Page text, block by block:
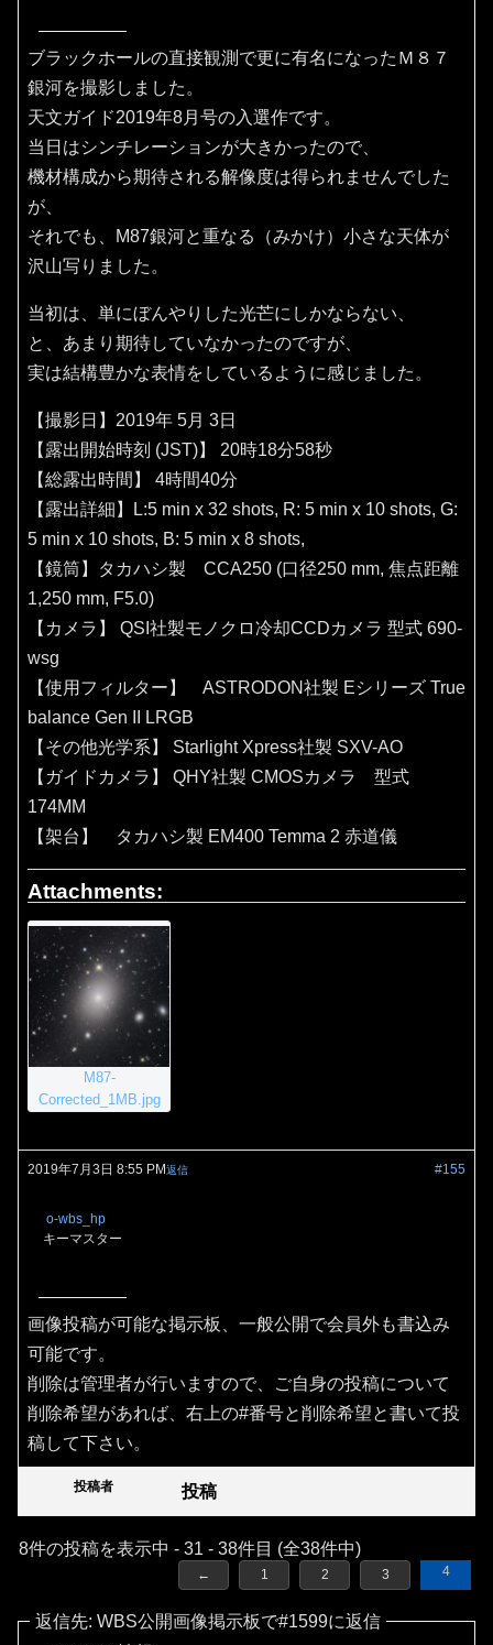
ブラックホールの直接観測で更に有名になったＭ８７
銀河を撮影しました。
天文ガイド2019年8月号の入選作です。
当日はシンチレーションが大きかったので、
機材構成から期待される解像度は得られませんでした
が、
それでも、M87銀河と重なる（みかけ）小さな天体が
沢山写りました。
当初は、単にぼんやりした光芒にしかならない、
と、あまり期待していなかったのですが、
実は結構豊かな表情をしているように感じました。
【撮影日】2019年 5月 3日
【露出開始時刻 (JST)】 20時18分58秒
【総露出時間】 4時間40分
【露出詳細】L:5 min x 32 shots, R: 5 min x 10 shots, G:
5 min x 10 shots, B: 5 min x 8 shots,
【鏡筒】タカハシ製 CCA250 (口径250 mm, 焦点距離
1,250 mm, F5.0)
【カメラ】 QSI社製モノクロ冷却CCDカメラ 型式 690-
wsg
【使用フィルター】 ASTRODON社製 Eシリーズ True
balance Gen II LRGB
【その他光学系】 Starlight Xpress社製 SXV-AO
【ガイドカメラ】 QHY社製 CMOSカメラ 型式
174MM
【架台】 タカハシ製 EM400 Temma 2 赤道儀
Attachments:
M87-
Corrected_1MB.jpg
2019年7月3日 8:55 PM #155
返信
o-wbs_hp
キーマスター
画像投稿が可能な掲示板、一般公開で会員外も書込み
可能です。
削除は管理者が行いますので、ご自身の投稿について
削除希望があれば、右上の#番号と削除希望と書いて投
稿して下さい。
投稿者 投稿
8件の投稿を表示中 - 31 - 38件目 (全38件中)
← 1 2 3 4
返信先: WBS公開画像掲示板で#1599に返信